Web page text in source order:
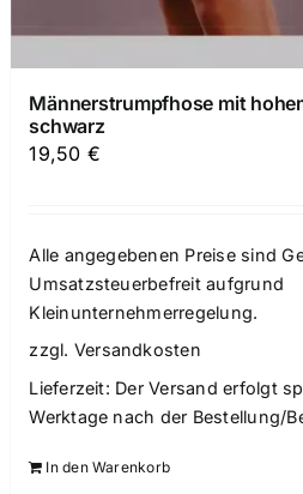
Männerstrumpfhose mit
schwarz
19,50 €
Alle angegebenen Preise sind
Umsatzsteuerbefreit aufgrund
Kleinunternehmerregelung.
zzgl. Versandkosten
Lieferzeit: Der Versand erfolgt
Werktage nach der Bestellung/
In den Warenkorb